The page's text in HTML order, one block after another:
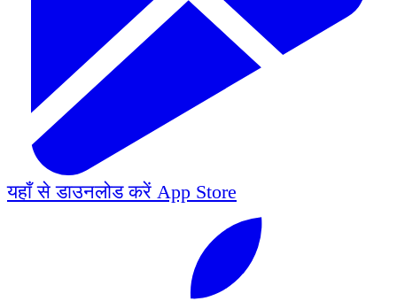
यहाँ से डाउनलोड करें App Store